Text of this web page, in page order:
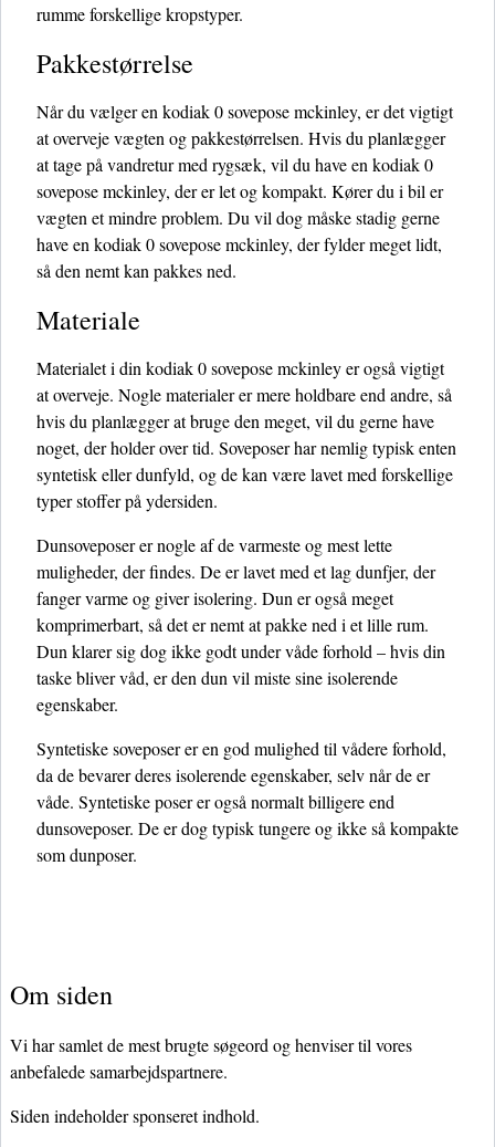
rumme forskellige kropstyper.
Pakkestørrelse
Når du vælger en kodiak 0 sovepose mckinley, er det vigtigt
at overveje vægten og pakkestørrelsen. Hvis du planlægger
at tage på vandretur med rygsæk, vil du have en kodiak 0
sovepose mckinley, der er let og kompakt. Kører du i bil er
vægten et mindre problem. Du vil dog måske stadig gerne
have en kodiak 0 sovepose mckinley, der fylder meget lidt,
så den nemt kan pakkes ned.
Materiale
Materialet i din kodiak 0 sovepose mckinley er også vigtigt
at overveje. Nogle materialer er mere holdbare end andre, så
hvis du planlægger at bruge den meget, vil du gerne have
noget, der holder over tid. Soveposer har nemlig typisk enten
syntetisk eller dunfyld, og de kan være lavet med forskellige
typer stoffer på ydersiden.
Dunsoveposer er nogle af de varmeste og mest lette
muligheder, der findes. De er lavet med et lag dunfjer, der
fanger varme og giver isolering. Dun er også meget
komprimerbart, så det er nemt at pakke ned i et lille rum.
Dun klarer sig dog ikke godt under våde forhold – hvis din
taske bliver våd, er den dun vil miste sine isolerende
egenskaber.
Syntetiske soveposer er en god mulighed til vådere forhold,
da de bevarer deres isolerende egenskaber, selv når de er
våde. Syntetiske poser er også normalt billigere end
dunsoveposer. De er dog typisk tungere og ikke så kompakte
som dunposer.
Om siden
Vi har samlet de mest brugte søgeord og henviser til vores
anbefalede samarbejdspartnere.
Siden indeholder sponseret indhold.